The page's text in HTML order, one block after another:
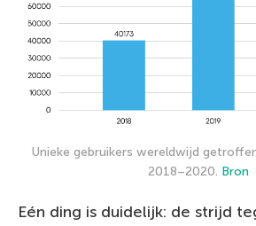
Unieke gebruikers wereldwijd
2018–2020. Bron
Eén ding is duidelijk: de strijd